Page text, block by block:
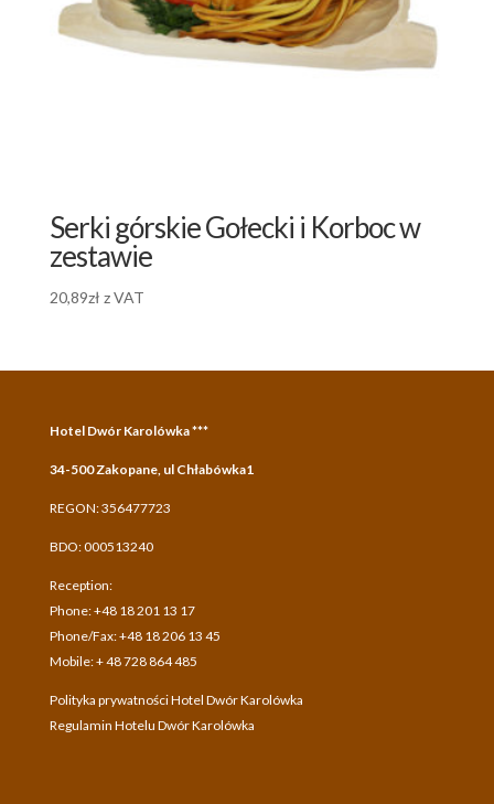
Serki górskie Gołecki i Korboc w
zestawie
20,89zł z VAT
Hotel Dwór Karolówka ***
34-500 Zakopane, ul Chłabówka1
REGON: 356477723
BDO: 000513240
Reception:
Phone: +48 18 201 13 17
Phone/Fax: +48 18 206 13 45
Mobile: + 48 728 864 485
Polityka prywatności Hotel Dwór Karolówka
Regulamin Hotelu Dwór Karolówka